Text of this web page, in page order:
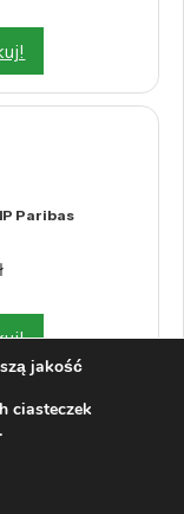
Paribas
S.A.
jakość
ciasteczek
.